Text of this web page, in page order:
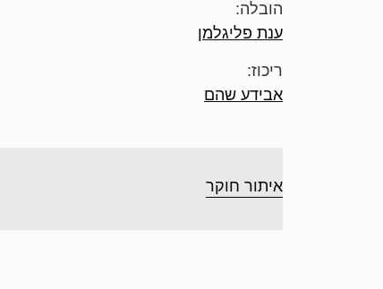
הובלה:
ענת פליגלמן
ריכוז:
אבידע שהם
איתור חוקר